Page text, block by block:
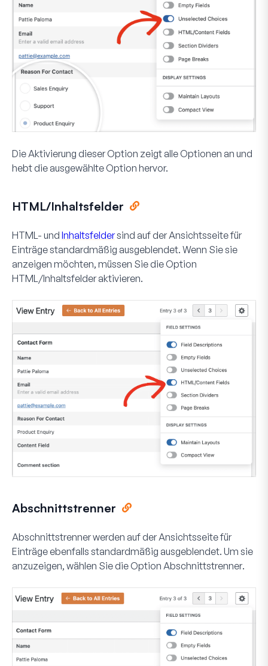
Die Aktivierung dieser Option zeigt alle Optionen an und
hebt die ausgewählte Option hervor.
HTML/Inhaltsfelder
HTML- und Inhaltsfeldersind auf der Ansichtsseite für
Einträge standardmäßig ausgeblendet. Wenn Sie sie
anzeigen möchten, müssen Sie die Option
HTML/Inhaltsfelderaktivieren.
Abschnittstrenner
Abschnittstrenner werden auf der Ansichtsseite für
Einträge ebenfalls standardmäßig ausgeblendet. Um sie
anzuzeigen, wählen Sie die Option Abschnittstrenner.